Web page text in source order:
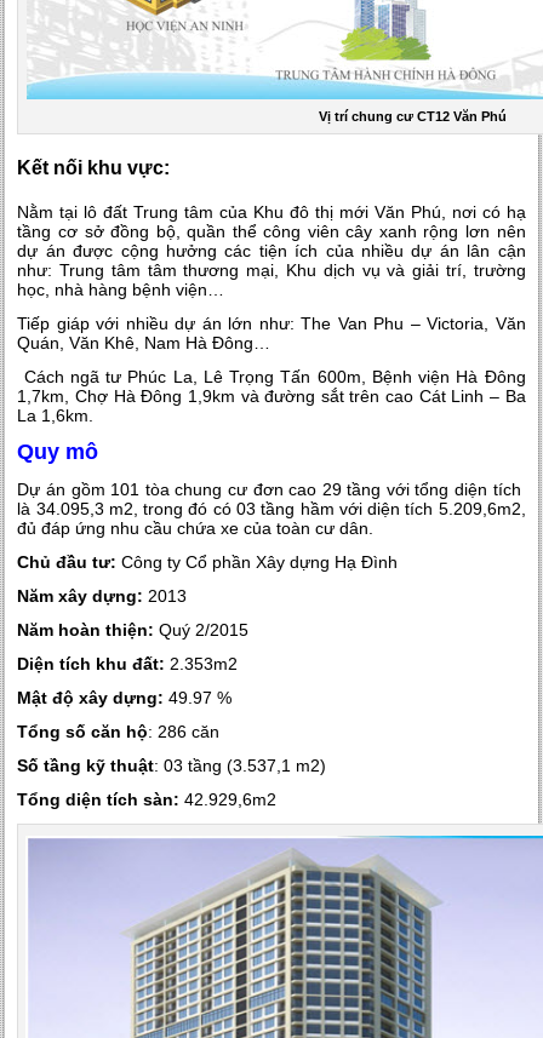
Vị trí chung cư CT12 Văn Phú
Kết nối khu vực:
Nằm tại lô đất Trung tâm của Khu đô thị mới Văn Phú, nơi có hạ
tầng cơ sở đồng bộ, quần thể công viên cây xanh rộng lơn nên
dự án được cộng hưởng các tiện ích của nhiều dự án lân cận
như: Trung tâm tâm thương mại, Khu dịch vụ và giải trí, trường
học, nhà hàng bệnh viện…
Tiếp giáp với nhiều dự án lớn như: The Van Phu – Victoria, Văn
Quán, Văn Khê, Nam Hà Đông…
Cách ngã tư Phúc La, Lê Trọng Tấn 600m, Bệnh viện Hà Đông
1,7km, Chợ Hà Đông 1,9km và đường sắt trên cao Cát Linh – Ba
La 1,6km.
Quy mô
Dự án gồm 101 tòa chung cư đơn cao 29 tầng với tổng diện tích
là 34.095,3 m2, trong đó có 03 tầng hầm với diện tích 5.209,6m2,
đủ đáp ứng nhu cầu chứa xe của toàn cư dân.
Chủ đầu tư: Công ty Cổ phần Xây dựng Hạ Đình
Năm xây dựng: 2013
Năm hoàn thiện: Quý 2/2015
Diện tích khu đất: 2.353m2
Mật độ xây dựng: 49.97 %
Tổng số căn hộ: 286 căn
Số tầng kỹ thuật: 03 tầng (3.537,1 m2)
Tổng diện tích sàn: 42.929,6m2